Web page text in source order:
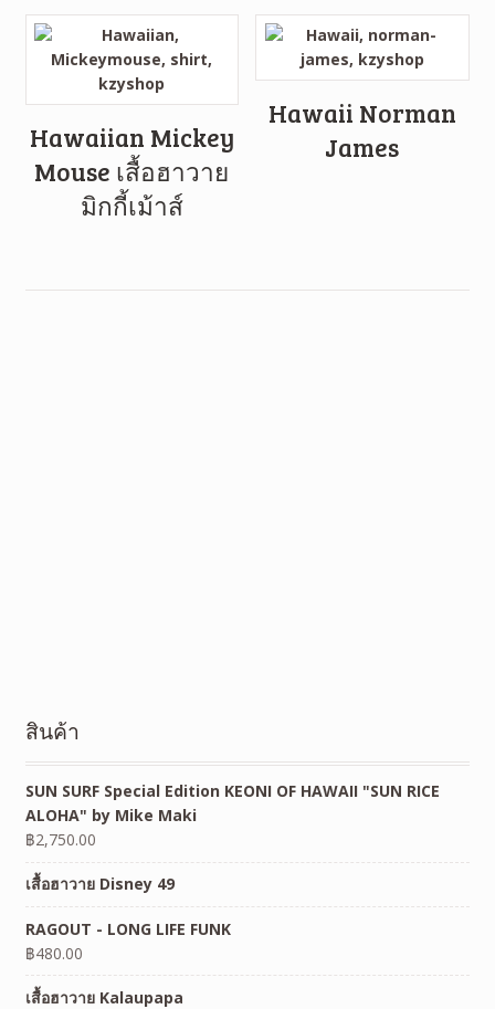
Hawaiian Mickey
Mouse เสื้อฮาวาย
มิกกี้เม้าส์
Hawaii Norman
James
สินค้า
SUN SURF Special Edition KEONI OF HAWAII "SUN RICE
ALOHA" by Mike Maki
฿2,750.00
เสื้อฮาวาย Disney 49
RAGOUT - LONG LIFE FUNK
฿480.00
เสื้อฮาวาย Kalaupapa